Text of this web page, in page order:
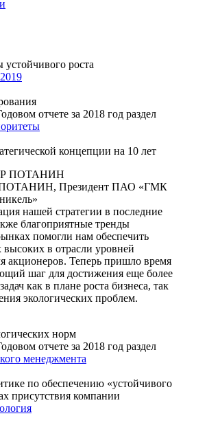
роста
отчете за 2018 год раздел
концепции на 10 лет
Президент ПАО «ГМК
нашей стратегии в последние
благоприятные тренды
помогли нам обеспечить
в отрасли уровней
акционеров. Теперь пришло время
шаг для достижения еще более
как в плане роста бизнеса, так
экологических проблем.
норм
отчете за 2018 год раздел
менеджмента
по обеспечению «устойчивого
присутствия компании